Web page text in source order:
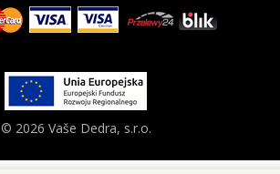
© 2026 Vaše Dedra, s.r.o.